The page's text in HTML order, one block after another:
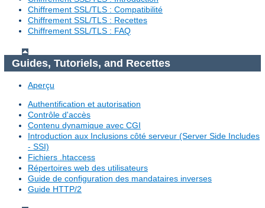
Chiffrement SSL/TLS : Compatibilité
Chiffrement SSL/TLS : Recettes
Chiffrement SSL/TLS : FAQ
Guides, Tutoriels, and Recettes
Aperçu
Authentification et autorisation
Contrôle d'accès
Contenu dynamique avec CGI
Introduction aux Inclusions côté serveur (Server Side Includes
- SSI)
Fichiers .htaccess
Répertoires web des utilisateurs
Guide de configuration des mandataires inverses
Guide HTTP/2